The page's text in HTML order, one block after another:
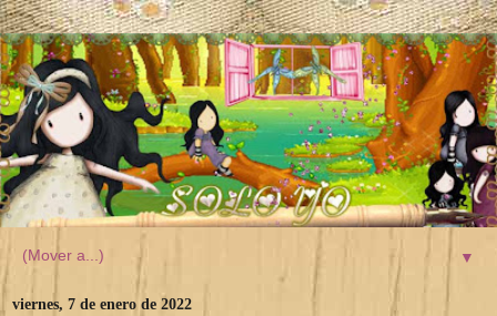
▼
viernes, 7 de enero de 2022